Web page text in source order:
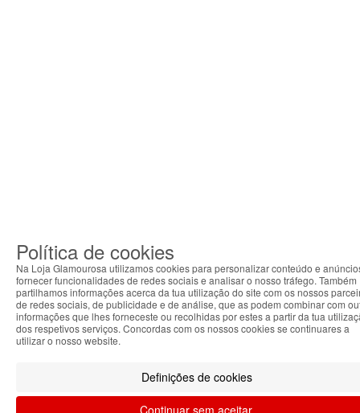
Política de cookies
Na Loja Glamourosa utilizamos cookies para personalizar conteúdo e
fornecer funcionalidades de redes sociais e analisar o nosso tráfego. Também
partilhamos informações acerca da tua utilização do site com os nossos
de redes sociais, de publicidade e de análise, que as podem combinar com
informações que lhes forneceste ou recolhidas por estes a partir da tua
dos respetivos serviços. Concordas com os nossos cookies se continuares a
utilizar o nosso website.
Definições de cookies
Continuar sem aceitar.